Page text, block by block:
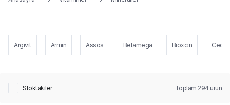
Argivit Armin Assos Betamega Bioxcin
Stoktakiler Toplam 294 ürün